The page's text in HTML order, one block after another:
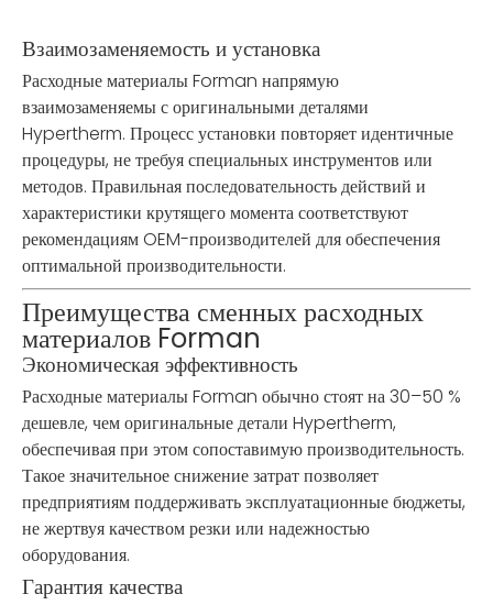
Взаимозаменяемость и установка
Расходные материалы Forman напрямую
взаимозаменяемы с оригинальными деталями
Hypertherm. Процесс установки повторяет идентичные
процедуры, не требуя специальных инструментов или
методов. Правильная последовательность действий и
характеристики крутящего момента соответствуют
рекомендациям OEM-производителей для обеспечения
оптимальной производительности.
Преимущества сменных расходных
материалов Forman
Экономическая эффективность
Расходные материалы Forman обычно стоят на 30–50 %
дешевле, чем оригинальные детали Hypertherm,
обеспечивая при этом сопоставимую производительность.
Такое значительное снижение затрат позволяет
предприятиям поддерживать эксплуатационные бюджеты,
не жертвуя качеством резки или надежностью
оборудования.
Гарантия качества